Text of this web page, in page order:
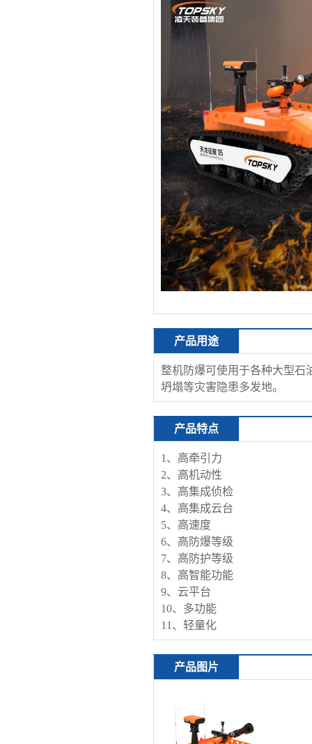
产品用途
整机防爆可使用于各种大型石
坍塌等灾害隐患多发地。
产品特点
1、高牵引力
2、高机动性
3、高集成侦检
4、高集成云台
5、高速度
6、高防爆等级
7、高防护等级
8、高智能功能
9、云平台
10、多功能
11、轻量化
产品图片